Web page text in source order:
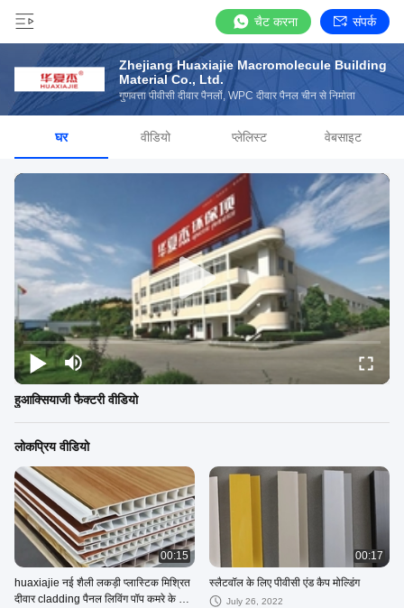
चैट करना संपर्क
Zhejiang Huaxiajie Macromolecule Building
Material Co., Ltd.
गुणवत्ता पीवीसी दीवार पैनलों, WPC दीवार पैनल चीन से निर्माता
घर वीडियो प्लेलिस्ट वेबसाइट
हुआक्सियाजी फैक्टरी वीडियो
लोकप्रिय वीडियो
00:15
huaxiajie नई शैली लकड़ी प्लास्टिक मिश्रित
दीवार cladding पैनल लिविंग पॉप कमरे के लिए
00:17
स्लैटवॉल के लिए पीवीसी एंड कैप मोल्डिंग
July 26, 2022